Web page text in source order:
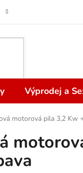
do 14 dní
Výprodej a
motorová pila 3,2 Kw